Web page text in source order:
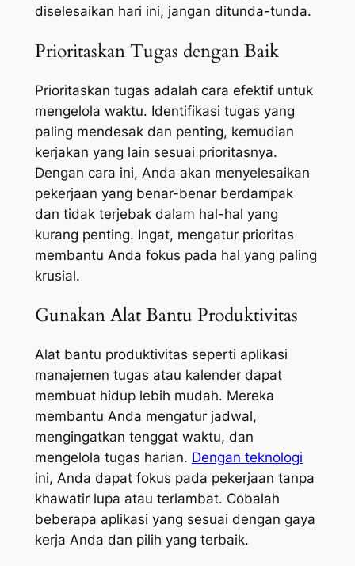
diselesaikan hari ini, jangan ditunda-tunda.
Prioritaskan Tugas dengan Baik
Prioritaskan tugas adalah cara efektif untuk
mengelola waktu. Identifikasi tugas yang
paling mendesak dan penting, kemudian
kerjakan yang lain sesuai prioritasnya.
Dengan cara ini, Anda akan menyelesaikan
pekerjaan yang benar-benar berdampak
dan tidak terjebak dalam hal-hal yang
kurang penting. Ingat, mengatur prioritas
membantu Anda fokus pada hal yang paling
krusial.
Gunakan Alat Bantu Produktivitas
Alat bantu produktivitas seperti aplikasi
manajemen tugas atau kalender dapat
membuat hidup lebih mudah. Mereka
membantu Anda mengatur jadwal,
mengingatkan tenggat waktu, dan
mengelola tugas harian. Dengan teknologi
ini, Anda dapat fokus pada pekerjaan tanpa
khawatir lupa atau terlambat. Cobalah
beberapa aplikasi yang sesuai dengan gaya
kerja Anda dan pilih yang terbaik.